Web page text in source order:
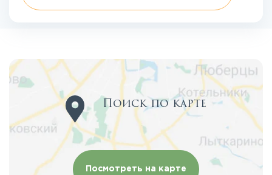
Поиск по карте
Посмотреть на карте